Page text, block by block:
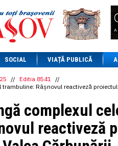
= 5.8304
1 XAU= 464.4611
1 AED= 1.1933
1 AUD= 2.7957
1 BGN= 2.5449
1 CAD= 3.1559
1 CHF= 5.2813
1 CZK= 0.1993
1 EGP
= 0.0860
1 HUF = 1.2223
1 INR = 0.0513
1 JPY= 3.0556
1 KRW= 0.3047
SOCIAL VIAȚĂ PUBLICĂ
// Editia 8541 //
Râșnovul reactiveză
complexul
reactiveză